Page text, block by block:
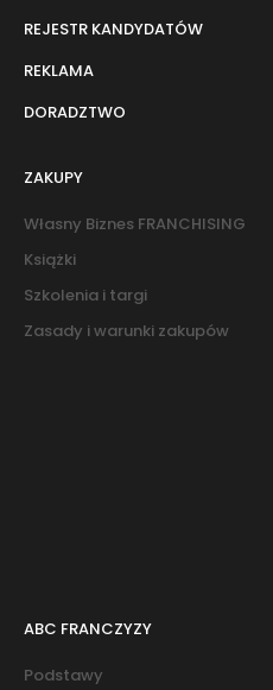
REJESTR KANDYDATÓW
REKLAMA
DORADZTWO
ZAKUPY
Własny Biznes FRANCHISING
Książki
Szkolenia i targi
Zasady i warunki zakupów
ABC FRANCZYZY
Podstawy